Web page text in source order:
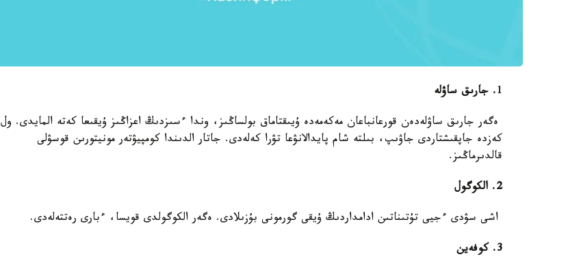
1. جارىق ساۋلە
ەگەر جارىق ساۋلەدەن قورعانباعان مەكەمەدە ۇيىقتاماق بولساڭىز، وندا ءسىزدىڭ اعزاڭىز ۇيقىعا كەتە المايدى. ول
كەزدە جاپقىشتاردى جاۋىپ، بىلتە شام پايدالانۋعا تۋرا كەلەدى. جاتار الدىندا كومپيۋتەر مونيتورىن قوسۋلى
قالدىرماڭىز.
2. الكوگول
اشى سۋدى ءجيى تۇتىناتىن ادامداردىڭ ۇيقى گورمونى بۇزىلادى. ەگەر الكوگولدى قويسا، ءبارى رەتتەلەدى.
3. كوفەين